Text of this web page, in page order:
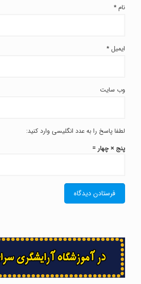
نام*
ایمیل *
وب‌ سایت
لطفا پاسخ را به عدد انگلیسی وارد کنید:
پنج × چهار =